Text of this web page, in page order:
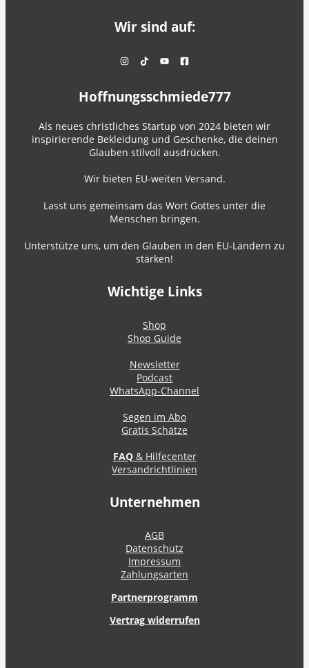
Wir sind auf:
Hoffnungsschmiede777
Als neues christliches Startup von 2024 bieten wir
inspirierende Bekleidung und Geschenke, die deinen
Glauben stilvoll ausdrücken.
Wir bieten EU-weiten Versand.
Lasst uns gemeinsam das Wort Gottes unter die
Menschen bringen.
Unterstütze uns, um den Glauben in den EU-Ländern zu
stärken!
Wichtige Links
Shop
Shop Guide
Newsletter
Podcast
WhatsApp-Channel
Segen im Abo
Gratis Schätze
FAQ& Hilfecenter
Versandrichtlinien
Unternehmen
AGB
Datenschutz
Impressum
Zahlungsarten
Partnerprogramm
Vertrag widerrufen